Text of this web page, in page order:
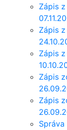
Zápis
Zápis
Zápis
Zápis
Zápis